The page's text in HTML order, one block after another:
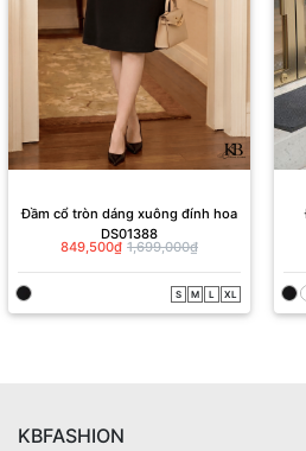
Đầm cổ tròn dáng xuông đính hoa
DS01388
849,500₫ 1,699,000₫
S M L XL
KBFASHION